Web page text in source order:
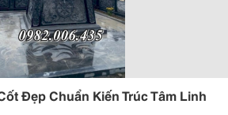
Đẹp Chuẩn Kiến Trúc Tâm Linh